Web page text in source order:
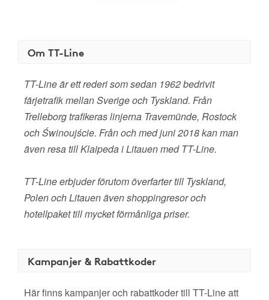
Om TT-Line
TT-Line är ett rederi som sedan 1962 bedrivit
färjetrafik mellan Sverige och Tyskland. Från
Trelleborg trafikeras linjerna Travemünde, Rostock
och Świnoujście. Från och med juni 2018 kan man
även resa till Klaipeda i Litauen med TT-Line.
TT-Line erbjuder förutom överfarter till Tyskland,
Polen och Litauen även shoppingresor och
hotellpaket till mycket förmånliga priser.
Kampanjer & Rabattkoder
Här finns kampanjer och rabattkoder till TT-Line att